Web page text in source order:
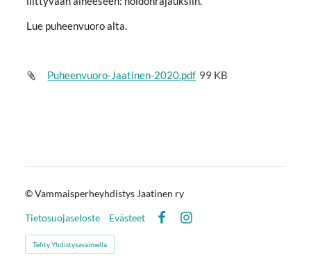
Lue puheenvuoro alta.
Puheenvuoro-Jaatinen-2020.pdf 99 KB
©Vammaisperheyhdistys Jaatinen ry
Tietosuojaseloste
Evästeet
Tehty Yhdistysavaimella